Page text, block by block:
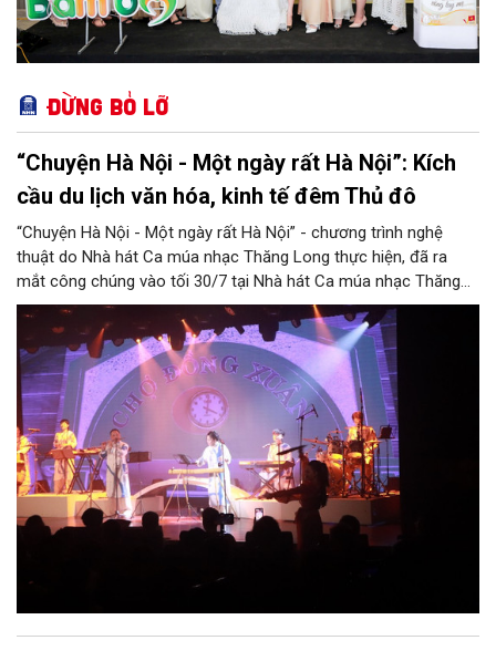
Đừng bỏ lỡ
“Chuyện Hà Nội - Một ngày rất Hà Nội”: Kích
cầu du lịch văn hóa, kinh tế đêm Thủ đô
“Chuyện Hà Nội - Một ngày rất Hà Nội” - chương trình nghệ
thuật do Nhà hát Ca múa nhạc Thăng Long thực hiện, đã ra
mắt công chúng vào tối 30/7 tại Nhà hát Ca múa nhạc Thăng
Long (số 31 - 33 phố Lương Văn Can, phường Hoàn Kiếm).